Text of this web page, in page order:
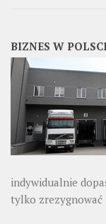
BIZNES W
indywidualnie
tylko zrezygnować